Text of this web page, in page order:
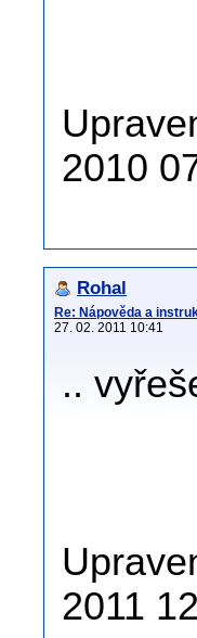
2010
Rohal
Re: Nápověda a
27. 02. 2011 10:41
..
2011